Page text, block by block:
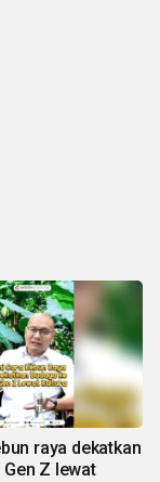
raya dekatkan
Gen Z lewat